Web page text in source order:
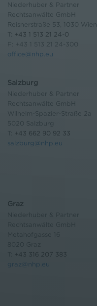
Niederhuber & Partner
Rechtsanwälte GmbH
Reisnerstraße 53, 1030 Wien
T: +43 1 513 21 24-0
F: +43 1 513 21 24-300
office@nhp.eu
Salzburg
Niederhuber & Partner
Rechtsanwälte GmbH
Wilhelm-Spazier-Straße 2a
5020 Salzburg
T: +43 662 90 92 33
salzburg@nhp.eu
Graz
Niederhuber & Partner
Rechtsanwälte GmbH
Metahofgasse 16
8020 Graz
+43 316 207 383
graz@nhp.eu